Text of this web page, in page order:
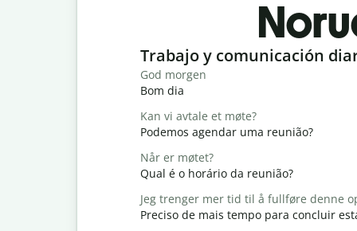
Slide 1 of 6
Trabajo y comunicación
God morgen
Bom dia
Kan vi avtale et møte?
Podemos agendar uma reunião?
Når er møtet?
Qual é o horário da reunião?
Jeg trenger mer tid til å fullføre denne
Preciso de mais tempo para concluir